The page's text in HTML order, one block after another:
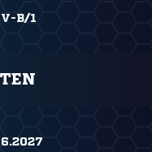
B/1